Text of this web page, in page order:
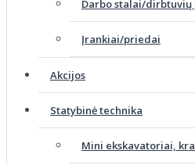
Darbo stalai/dirbtuvių
Įrankiai/priedai
Akcijos
Statybinė technika
Mini ekskavatoriai,